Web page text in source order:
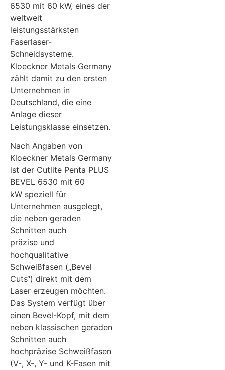
6530 mit 60 kW, eines der
weltweit
leistungsstärksten
Faserlaser-
Schneidsysteme.
Kloeckner Metals Germany
zählt damit zu den ersten
Unternehmen in
Deutschland, die eine
Anlage dieser
Leistungsklasse einsetzen.
Nach Angaben von
Kloeckner Metals Germany
ist der Cutlite Penta PLUS
BEVEL 6530 mit 60
kW speziell für
Unternehmen ausgelegt,
die neben geraden
Schnitten auch
präzise und
hochqualitative
Schweißfasen („Bevel
Cuts“) direkt mit dem
Laser erzeugen möchten.
Das System verfügt über
einen Bevel-Kopf, mit dem
neben klassischen geraden
Schnitten auch
hochpräzise Schweißfasen
(V-, X-, Y- und K-Fasen mit